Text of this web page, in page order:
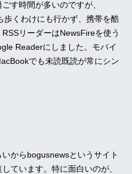
す時間が多いのですが、
歩くわけにも行かず、携帯を酷
リーダーはNewsFireを使う
Readerにしました。モバイ
でも未読既読が常にシン
からbogusnewsというサイト
ています。特に面白いのが、